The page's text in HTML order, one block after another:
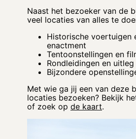
Naast het bezoeker van de
veel locaties van alles te
Historische voertuigen
enactment
Tentoonstellingen en
Rondleidingen en uitleg
Bijzondere
Met wie ga jij een van deze
locaties bezoeken? Bekijk
of zoek op de kaart.